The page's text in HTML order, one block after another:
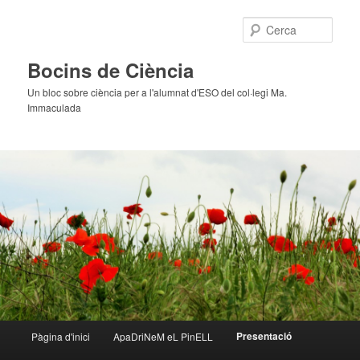
Bocins de Ciència
Un bloc sobre ciència per a l'alumnat d'ESO del col·legi Ma.
Immaculada
principal
Aneu
Pàgina d'inici ApaDriNeM eL PinELL Presentació